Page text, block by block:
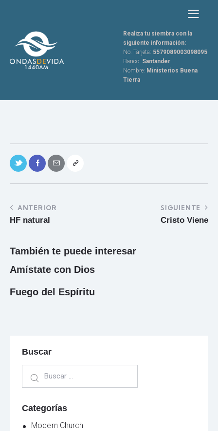
Realiza tu siembra con la
siguiente información:
No. Tarjeta: 5579089003098095
Banco: Santander
Nombre: Ministerios Buena
Tierra
ANTERIOR
HF natural
SIGUIENTE
Cristo Viene
También te puede interesar
Amístate con Dios
Fuego del Espíritu
Buscar
Categorías
Modern Church